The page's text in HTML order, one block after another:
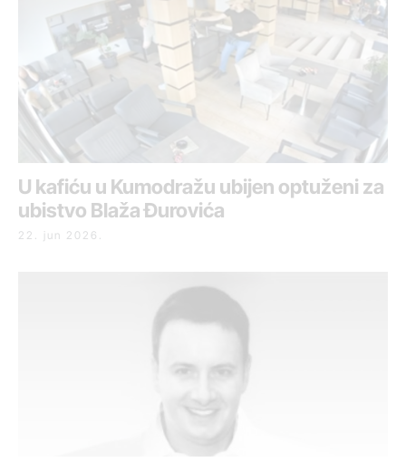
U kafiću u Kumodražu ubijen optuženi za
ubistvo Blaža Đurovića
22. jun 2026.